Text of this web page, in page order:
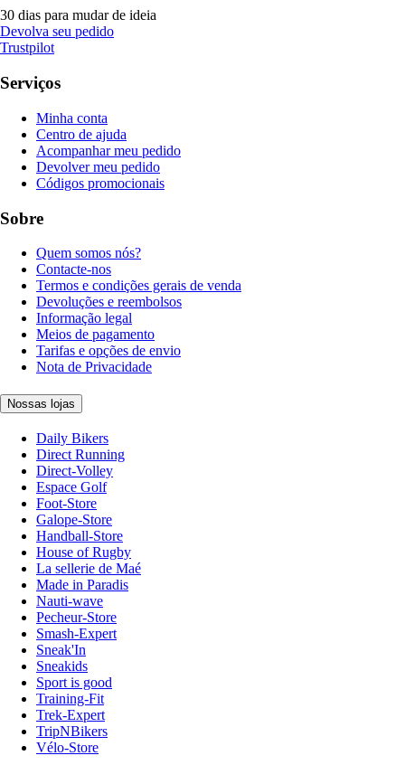
30 dias para mudar de ideia
Devolva seu pedido
Trustpilot
Serviços
Minha conta
Centro de ajuda
Acompanhar meu pedido
Devolver meu pedido
Códigos promocionais
Sobre
Quem somos nós?
Contacte-nos
Termos e condições gerais de venda
Devoluções e reembolsos
Informação legal
Meios de pagamento
Tarifas e opções de envio
Nota de Privacidade
Nossas lojas
Daily Bikers
Direct Running
Direct-Volley
Espace Golf
Foot-Store
Galope-Store
Handball-Store
House of Rugby
La sellerie de Maé
Made in Paradis
Nauti-wave
Pecheur-Store
Smash-Expert
Sneak'In
Sneakids
Sport is good
Training-Fit
Trek-Expert
TripNBikers
Vélo-Store